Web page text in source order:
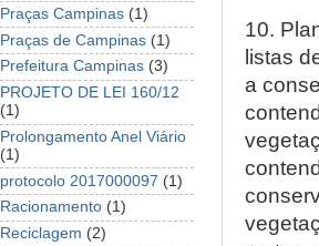
10.
listas
a
Praças Campinas (1)
Praças de Campinas (1)
Prefeitura Campinas (3)
PROJETO DE LEI 160/12
(1)
Prolongamento Anel Viário
(1)
protocolo 2017000097 (1)
Racionamento (1)
Reciclagem (2)